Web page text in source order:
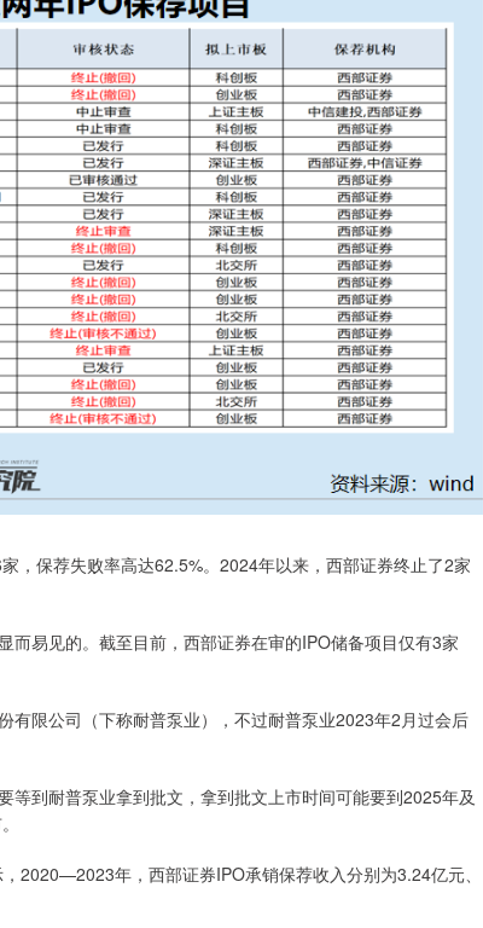
保荐失败率高达62.5%。2024年以来，西部证券终止了2家
易见的。截至目前，西部证券在审的IPO储备项目仅有3家
限公司（下称耐普泵业），不过耐普泵业2023年2月过会后
到耐普泵业拿到批文，拿到批文上市时间可能要到2025年及
年，西部证券IPO承销保荐收入分别为3.24亿元、